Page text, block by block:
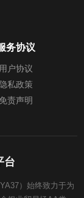
务协议
用户协议
隐私政策
免责声明
台
）始终致力于为